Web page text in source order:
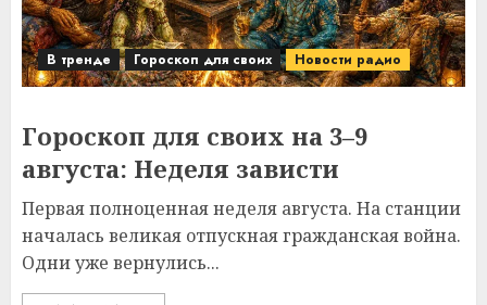
В тренде Гороскоп для своих Новости радио
Гороскоп для своих на 3–9
августа: Неделя зависти
Первая полноценная неделя августа. На станции
началась великая отпускная гражданская война.
Одни уже вернулись...